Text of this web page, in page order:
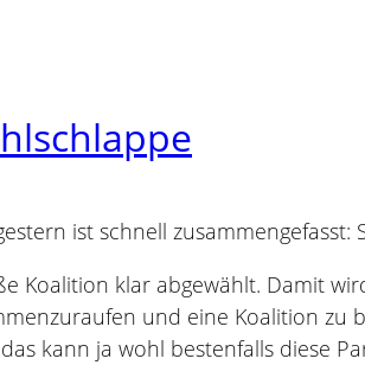
ist schnell
Koalition klar abgewählt. Damit
und eine Koalition zu
kann ja wohl bestenfalls diese